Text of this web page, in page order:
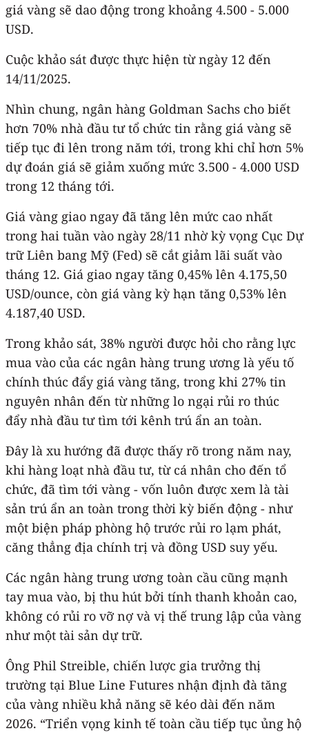
giá vàng sẽ dao động trong khoảng 4.500 - 5.000
USD.
Cuộc khảo sát được thực hiện từ ngày 12 đến
14/11/2025.
Nhìn chung, ngân hàng Goldman Sachs cho biết
hơn 70% nhà đầu tư tổ chức tin rằng giá vàng sẽ
tiếp tục đi lên trong năm tới, trong khi chỉ hơn 5%
dự đoán giá sẽ giảm xuống mức 3.500 - 4.000 USD
trong 12 tháng tới.
Giá vàng giao ngay đã tăng lên mức cao nhất
trong hai tuần vào ngày 28/11 nhờ kỳ vọng Cục Dự
trữ Liên bang Mỹ (Fed) sẽ cắt giảm lãi suất vào
tháng 12. Giá giao ngay tăng 0,45% lên 4.175,50
USD/ounce, còn giá vàng kỳ hạn tăng 0,53% lên
4.187,40 USD.
Trong khảo sát, 38% người được hỏi cho rằng lực
mua vào của các ngân hàng trung ương là yếu tố
chính thúc đẩy giá vàng tăng, trong khi 27% tin
nguyên nhân đến từ những lo ngại rủi ro thúc
đẩy nhà đầu tư tìm tới kênh trú ẩn an toàn.
Đây là xu hướng đã được thấy rõ trong năm nay,
khi hàng loạt nhà đầu tư, từ cá nhân cho đến tổ
chức, đã tìm tới vàng - vốn luôn được xem là tài
sản trú ẩn an toàn trong thời kỳ biến động - như
một biện pháp phòng hộ trước rủi ro lạm phát,
căng thẳng địa chính trị và đồng USD suy yếu.
Các ngân hàng trung ương toàn cầu cũng mạnh
tay mua vào, bị thu hút bởi tính thanh khoản cao,
không có rủi ro vỡ nợ và vị thế trung lập của vàng
như một tài sản dự trữ.
Ông Phil Streible, chiến lược gia trưởng thị
trường tại Blue Line Futures nhận định đà tăng
của vàng nhiều khả năng sẽ kéo dài đến năm
2026. “Triển vọng kinh tế toàn cầu tiếp tục ủng hộ